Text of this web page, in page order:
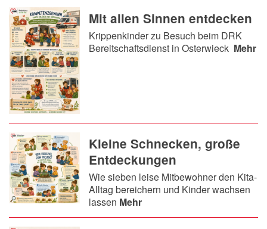
Mit allen Sinnen entdecken
Krippenkinder zu Besuch beim DRK
Bereitschaftsdienst in Osterwieck Mehr
Kleine Schnecken, große
Entdeckungen
Wie sieben leise Mitbewohner den Kita-
Alltag bereichern und Kinder wachsen
lassen Mehr